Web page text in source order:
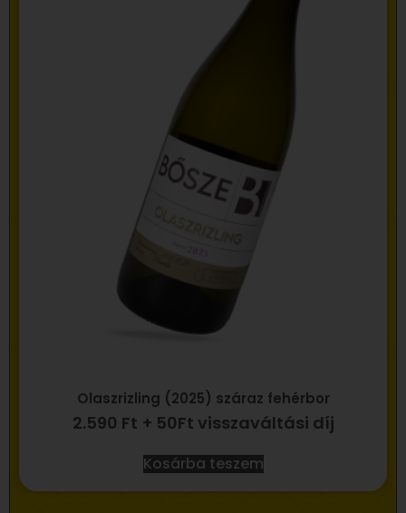
Olaszrizling (2025) száraz fehérbor
2.590 Ft + 50Ft visszaváltási díj
Kosárba teszem